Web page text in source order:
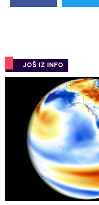
JOŠ IZ INFO